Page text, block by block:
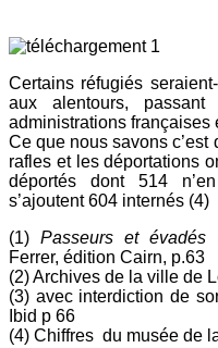
Certains réfugiés
aux alentours,
administrations françaises
Ce que nous savons
rafles et les déportations
déportés dont 514
s’ajoutent 604 internés (4)
(1)Passeurs et évadés
Ferrer, édition Cairn, p.63
(2) Archives de la ville de
(3) avec interdiction de
Ibid p ­­66
(4) Chiffres du musée de